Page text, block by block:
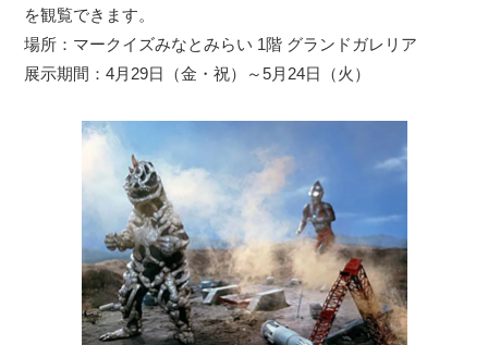
を観覧できます。
場所：マークイズみなとみらい 1階 グランドガレリア
展示期間：4月29日（金・祝）～5月24日（火）